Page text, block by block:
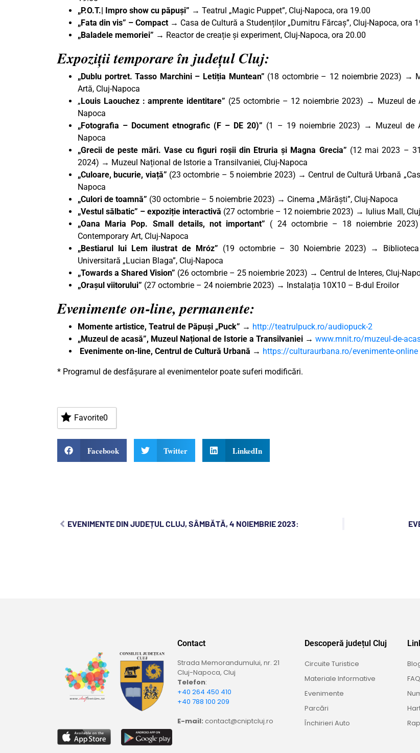
„P.O.T.| Impro show cu păpuși” → Teatrul „Magic Puppet”, Cluj-Napoca, ora 19.00
„Fata din vis” – Compact → Casa de Cultură a Studenților „Dumitru Fărcaș”, Cluj-Napoca, ora
„Baladele memoriei” → Reactor de creație și experiment, Cluj-Napoca, ora 20.00
Expoziții temporare în județul Cluj:
„Dublu portret. Tasso Marchini – Letiția Muntean” (18 octombrie – 12 noiembrie 2023) →
Artă, Cluj-Napoca
„ Louis Laouchez : amprente identitare” (25 octombrie – 12 noiembrie 2023) → Muzeul de
Napoca
„Fotografia – Document etnografic (F – DE 20)” (1 – 19 noiembrie 2023) → Muzeul de
Napoca
„Grecii de peste mări. Vase cu figuri roșii din Etruria și Magna Grecia” (12 mai 2023 –
2024) → Muzeul Național de Istorie a Transilvaniei, Cluj-Napoca
„Culoare, bucurie, viață” (23 octombrie – 5 noiembrie 2023) → Centrul de Cultură Urbană
Napoca
„Culori de toamnă” (30 octombrie – 5 noiembrie 2023) → Cinema „Mărăști”, Cluj-Napoca
„Vestul sălbatic” – expoziție interactivă (27 octombrie – 12 noiembrie 2023) → Iulius Mall,
„Oana Maria Pop. Small details, not important” ( 24 octombrie – 18 noiembrie
Contemporary Art, Cluj-Napoca
„Bestiarul lui Lem ilustrat de Mróz” (19 octombrie – 30 Noiembrie 2023) →
Universitară „Lucian Blaga”, Cluj-Napoca
„Towards a Shared Vision” (26 octombrie – 25 noiembrie 2023) → Centrul de Interes, Cluj-
„Orașul viitorului” (27 octombrie – 24 noiembrie 2023) → Instalația 10X10 – B-dul Eroilor
Evenimente on-line, permanente:
Momente artistice, Teatrul de Păpuși „Puck” → http://teatrulpuck.ro/audiopuck-2
„Muzeul de acasă”, Muzeul Național de Istorie a Transilvaniei → www.mnit.ro/muzeul-de-
Evenimente on-line, Centrul de Cultură Urbană → https://culturaurbana.ro/evenimente-online
* Programul de desfășurare al evenimentelor poate suferi modificări.
Favorite0
Facebook Twitter LinkedIn
EVENIMENTE DIN JUDEȚUL CLUJ, SÂMBĂTĂ, 4 NOIEMBRIE 2023:
Contact
Strada Memorandumului, nr. 21
Cluj-Napoca, Cluj
Telefon:
+40 264 450 410
+40 788 100 209
E-mail: contact@cniptcluj.ro
Descoperă județul Cluj
Circuite Turistice
Materiale Informative
Evenimente
Parcări
Închirieri Auto
FAQ